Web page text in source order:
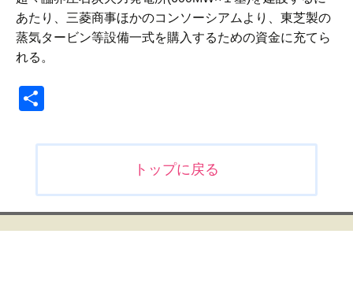
あたり、三菱商事ほかのコンソーシアムより、東芝製の
蒸気タービン等設備一式を購入するための資金に充てら
れる。
ビ
ゲ
トップに戻る